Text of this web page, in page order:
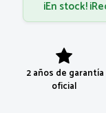
¡En stock!
2 años de garantía
oficial